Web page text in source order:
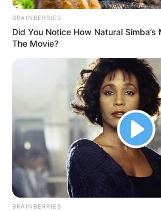
BRAINBERRIES
Did You Notice How Natural
The Movie?
BRAINBERRIES